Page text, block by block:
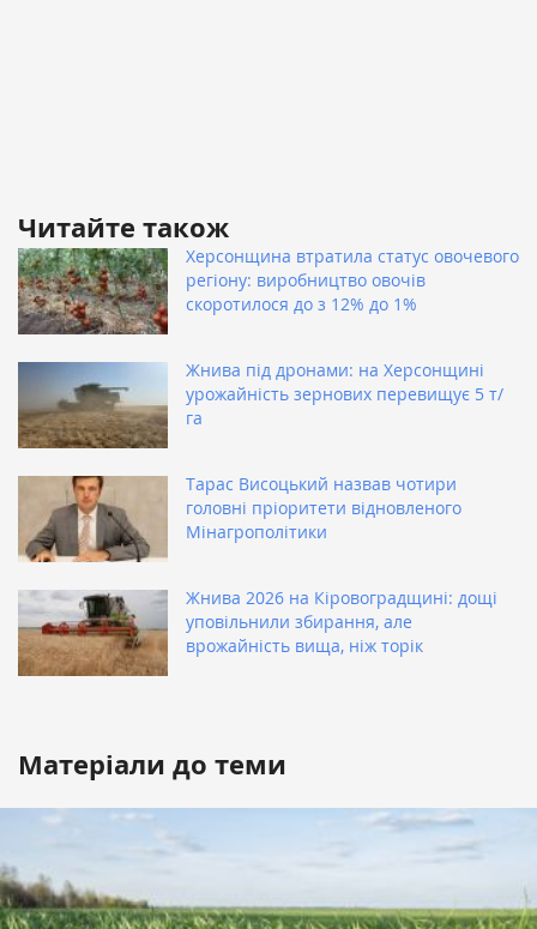
Читайте також
Херсонщина втратила статус овочевого
регіону: виробництво овочів
скоротилося до з 12% до 1%
Жнива під дронами: на Херсонщині
урожайність зернових перевищує 5 т/
га
Тарас Висоцький назвав чотири
головні пріоритети відновленого
Мінагрополітики
Жнива 2026 на Кіровоградщині: дощі
уповільнили збирання, але
врожайність вища, ніж торік
Матеріали до теми